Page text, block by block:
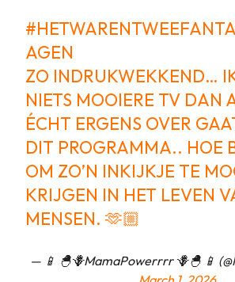
AGEN
ZO INDRUKWEKKEND…
NIETS MOOIERE TV DAN
ÉCHT ERGENS OVER
DIT PROGRAMMA.. HOE
OM ZO’N INKIJKJE TE
KRIJGEN IN HET LEVEN
MENSEN. 🫶🏼
— 📱 🐣🪻MamaPowerrrr 🪻🐣 📱